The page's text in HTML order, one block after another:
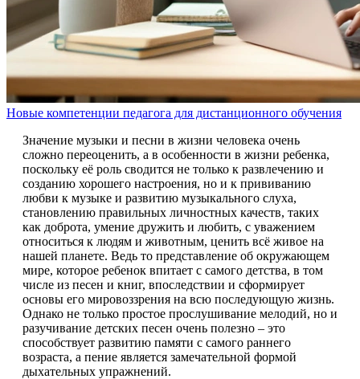
Новые компетенции педагога для дистанционного обучения
Значение музыки и песни в жизни человека очень
сложно переоценить, а в особенности в жизни ребенка,
поскольку её роль сводится не только к развлечению и
созданию хорошего настроения, но и к прививанию
любви к музыке и развитию музыкального слуха,
становлению правильных личностных качеств, таких
как доброта, умение дружить и любить, с уважением
относиться к людям и животным, ценить всё живое на
нашей планете. Ведь то представление об окружающем
мире, которое ребенок впитает с самого детства, в том
числе из песен и книг, впоследствии и сформирует
основы его мировоззрения на всю последующую жизнь.
Однако не только простое прослушивание мелодий, но и
разучивание детских песен очень полезно – это
способствует развитию памяти с самого раннего
возраста, а пение является замечательной формой
дыхательных упражнений.